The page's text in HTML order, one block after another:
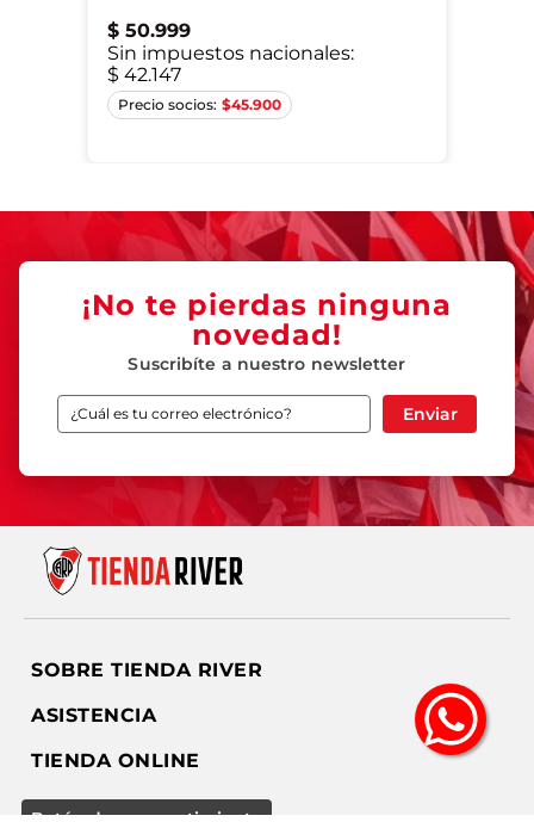
$ 50.999
Sin impuestos nacionales:
$ 42.147
$45.900
Único
¡No te pierdas ninguna
novedad!
Suscribíte a nuestro newsletter
Enviar
SOBRE TIENDA RIVER
ASISTENCIA
TIENDA ONLINE